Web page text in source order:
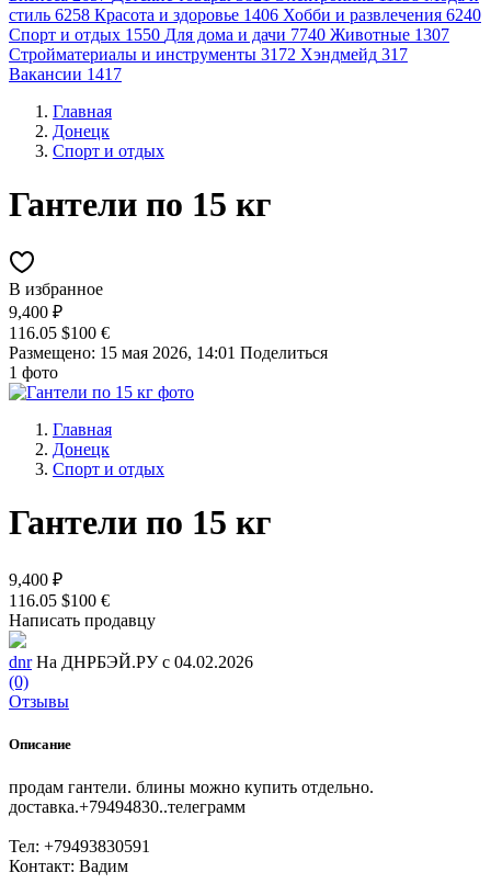
стиль 6258 Красота и здоровье 1406 Хобби и развлечения 6240
Спорт и отдых 1550 Для дома и дачи 7740 Животные 1307
Стройматериалы и инструменты 3172 Хэндмейд 317
Вакансии 1417
Главная
Донецк
Спорт и отдых
Гантели по 15 кг
В избранное
9,400 ₽
116.05 $100 €
Размещено: 15 мая 2026, 14:01 Поделиться
1 фото
Главная
Донецк
Спорт и отдых
Гантели по 15 кг
9,400 ₽
116.05 $100 €
Написать продавцу
dnr На ДНРБЭЙ.РУ с 04.02.2026
(0)
Отзывы
Описание
продам гантели. блины можно купить отдельно.
доставка.+79494830..телеграмм
Тел: +79493830591
Контакт: Вадим